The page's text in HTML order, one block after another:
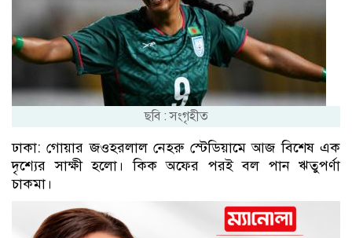
ছবি : সংগৃহীত
ঢাকা: গোয়ার জওহরলাল নেহরু স্টেডিয়ামে আজ বিশেষ এক
দৃশ্যের সাক্ষী হলো। কিক অফের পরই বল পান ঋতুপর্ণা
চাকমা।